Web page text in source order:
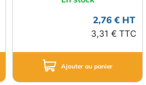
2,76 € HT
3,31 € TTC
Ajouter au panier